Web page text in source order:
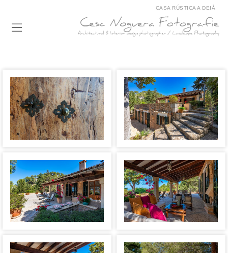
CASA RÚSTICA A DEIÀ